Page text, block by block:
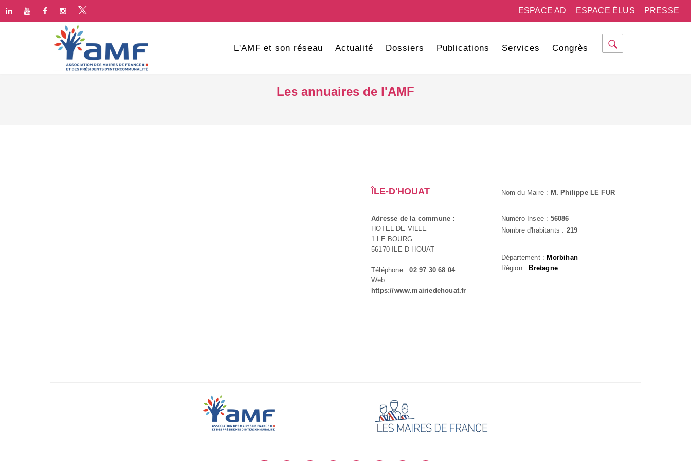
PRESSE
ESPACE ÉLUS
ESPACE AD
L'AMF et son réseau Actualité Dossiers Publications Services Congrès
Les annuaires de l'AMF
ÎLE-D'HOUAT
Adresse de la commune :
HOTEL DE VILLE
1 LE BOURG
56170 ILE D HOUAT
Téléphone :02 97 30 68 04
Web :
https://www.mairiedehouat.fr
Nom du Maire : M. Philippe LE FUR
Numéro Insee : 56086
Nombre d'habitants : 219
Département : Morbihan
Région : Bretagne